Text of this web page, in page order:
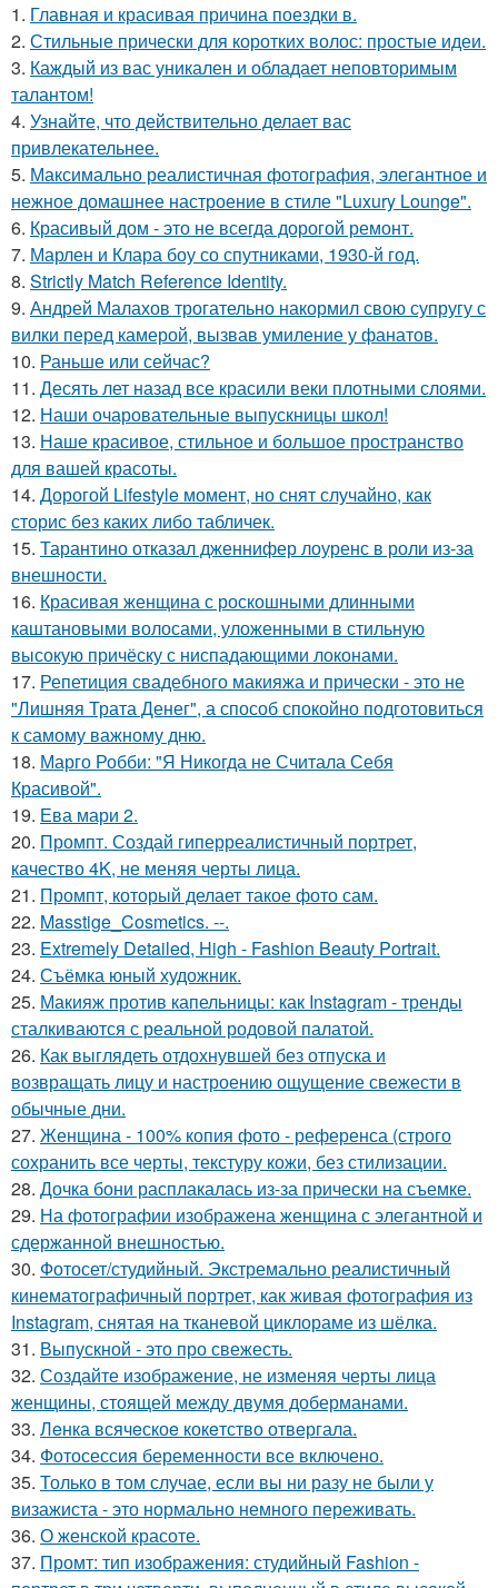
1. Главная и красивая причина поездки в.
2. Стильные прически для коротких волос: простые идеи.
3. Каждый из вас уникален и обладает неповторимым
талантом!
4. Узнайте, что действительно делает вас
привлекательнее.
5. Максимально реалистичная фотография, элегантное и
нежное домашнее настроение в стиле "Luxury Lounge".
6. Красивый дом - это не всегда дорогой ремонт.
7. Марлен и Клара боу со спутниками, 1930-й год.
8. Strictly Match Reference Identity.
9. Андрей Малахов трогательно накормил свою супругу с
вилки перед камерой, вызвав умиление у фанатов.
10. Раньше или сейчас?
11. Десять лет назад все красили веки плотными слоями.
12. Наши очаровательные выпускницы школ!
13. Наше красивое, стильное и большое пространство
для вашей красоты.
14. Дорогой Lifestyle момент, но снят случайно, как
сторис без каких либо табличек.
15. Тарантино отказал дженнифер лоуренс в роли из-за
внешности.
16. Красивая женщина с роскошными длинными
каштановыми волосами, уложенными в стильную
высокую причёску с ниспадающими локонами.
17. Репетиция свадебного макияжа и прически - это не
"Лишняя Трата Денег", а способ спокойно подготовиться
к самому важному дню.
18. Марго Робби: "Я Никогда не Считала Себя
Красивой".
19. Ева мари 2.
20. Промпт. Создай гиперреалистичный портрет,
качество 4K, не меняя черты лица.
21. Промпт, который делает такое фото сам.
22. Masstige_Cosmetics. --.
23. Extremely Detailed, High - Fashion Beauty Portrait.
24. Съёмка юный художник.
25. Макияж против капельницы: как Instagram - тренды
сталкиваются с реальной родовой палатой.
26. Как выглядеть отдохнувшей без отпуска и
возвращать лицу и настроению ощущение свежести в
обычные дни.
27. Женщина - 100% копия фото - референса (строго
сохранить все черты, текстуру кожи, без стилизации.
28. Дочка бони расплакалась из-за прически на съемке.
29. На фотографии изображена женщина с элегантной и
сдержанной внешностью.
30. Фотосет/студийный. Экстремально реалистичный
кинематографичный портрет, как живая фотография из
Instagram, снятая на тканевой циклораме из шёлка.
31. Выпускной - это про свежесть.
32. Создайте изображение, не изменяя черты лица
женщины, стоящей между двумя доберманами.
33. Лeнка всячeскоe кокeтство отвeргала.
34. Фотосессия беременности все включено.
35. Только в том случае, если вы ни разу не были у
визажиста - это нормально немного переживать.
36. О женской красоте.
37. Промт: тип изображения: студийный Fashion -